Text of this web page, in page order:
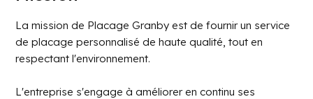
La mission de Placage Granby est de fournir un service
de placage personnalisé de haute qualité, tout en
respectant l'environnement.
L'entreprise s'engage à améliorer en continu ses